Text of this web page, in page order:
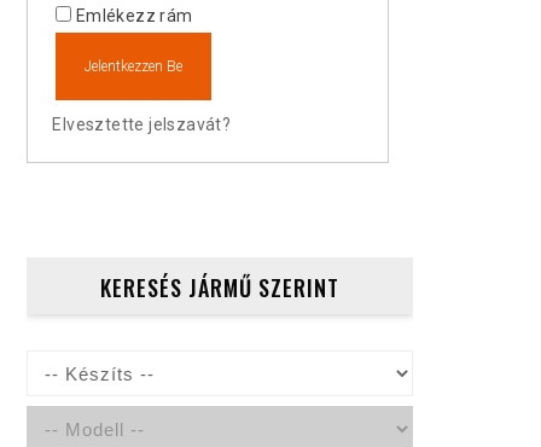
Emlékezz rám
Jelentkezzen Be
Elvesztette jelszavát?
KERESÉS JÁRMŰ SZERINT